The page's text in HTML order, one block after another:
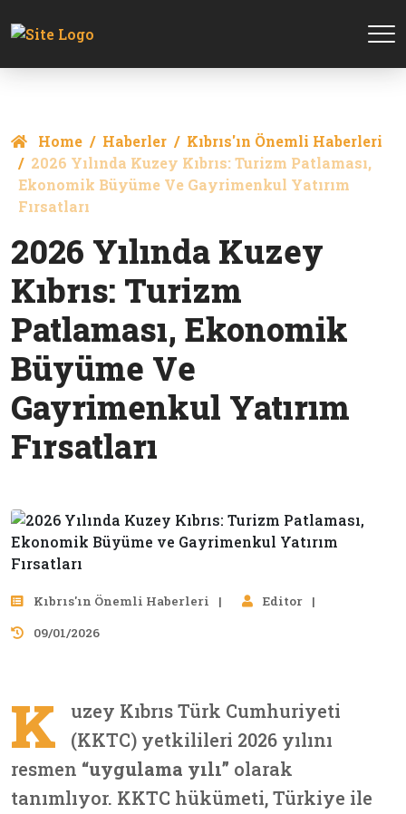
Home Haberler
Kıbrıs'ın Önemli Haberleri
2026 Yılında Kuzey Kıbrıs: Turizm Patlaması,
Ekonomik Büyüme Ve Gayrimenkul Yatırım
Fırsatları
2026 Yılında Kuzey
Kıbrıs: Turizm
Patlaması, Ekonomik
Büyüme Ve
Gayrimenkul Yatırım
Fırsatları
Kıbrıs'ın Önemli Haberleri
Editor
09/01/2026
K
uzey Kıbrıs Türk Cumhuriyeti
(KKTC) yetkilileri 2026 yılını
resmen “uygulama yılı” olarak
tanımlıyor. KKTC hükümeti, Türkiye ile